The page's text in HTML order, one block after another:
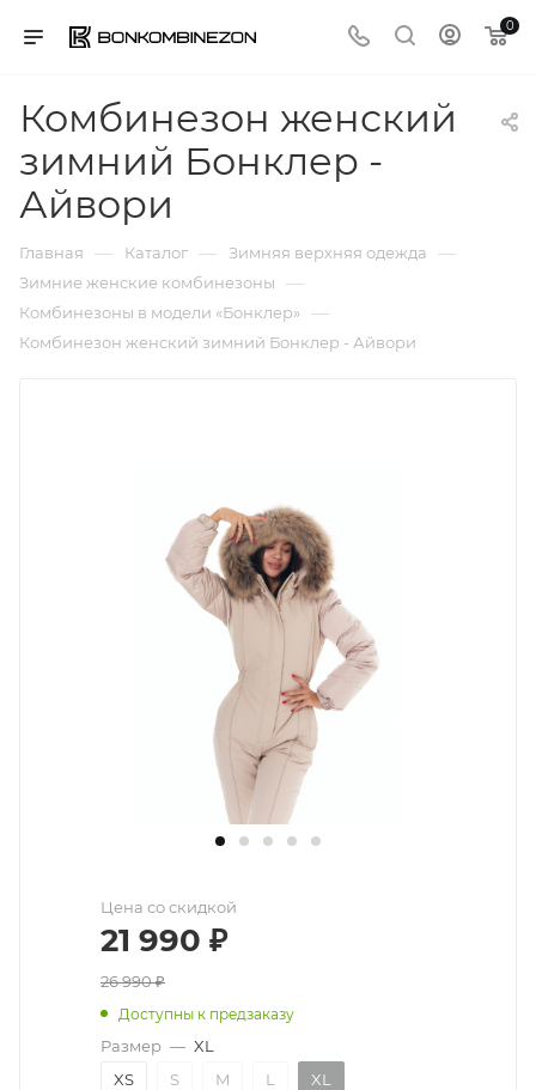
0
Комбинезон женский
зимний Бонклер -
Айвори
Главная — Каталог — Зимняя верхняя одежда —
Зимние женские комбинезоны —
Комбинезоны в модели «Бонклер» —
Комбинезон женский зимний Бонклер - Айвори
Цена со скидкой
21 990 ₽
26 990₽
Доступны к предзаказу
Размер — XL
XS
S M L XL